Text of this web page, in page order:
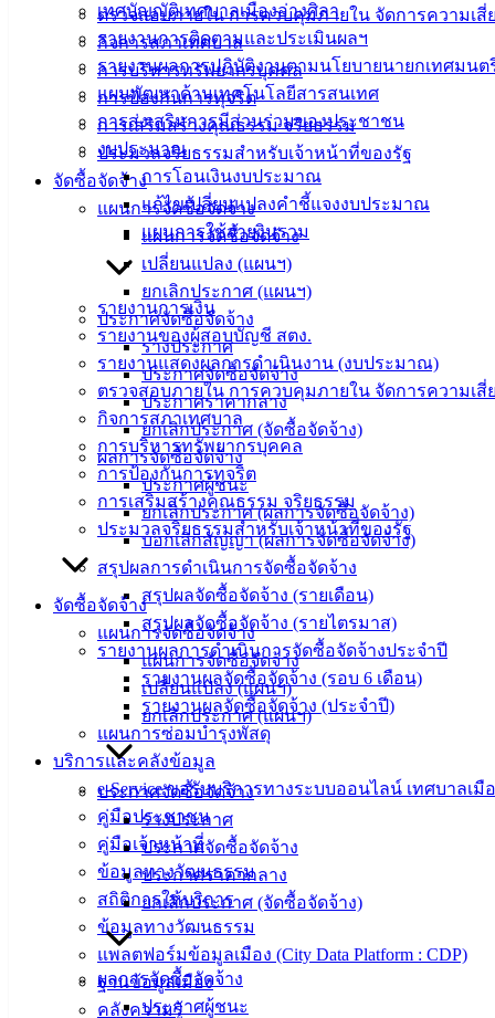
ตรวจสอบภายใน การควบคุมภายใน จัดการความเสี่
กิจการสภาเทศบาล
การบริหารทรัพยากรบุคคล
การป้องกันการทุจริต
การเสริมสร้างคุณธรรม จริยธรรม
ประมวลจริยธรรมสำหรับเจ้าหน้าที่ของรัฐ
จัดซื้อจัดจ้าง
แผนการจัดซื้อจัดจ้าง
แผนการจัดซื้อจัดจ้าง
เปลี่ยนแปลง (แผนฯ)
ยกเลิกประกาศ (แผนฯ)
ประกาศจัดซื้อจัดจ้าง
ร่างประกาศ
ประกาศจัดซื้อจัดจ้าง
ประกาศราคากลาง
ยกเลิกประกาศ (จัดซื้อจัดจ้าง)
ผลการจัดซื้อจัดจ้าง
ประกาศผู้ชนะ
ยกเลิกประกาศ (ผลการจัดซื้อจัดจ้าง)
บอกเลิกสัญญา (ผลการจัดซื้อจัดจ้าง)
สรุปผลการดำเนินการจัดซื้อจัดจ้าง
สรุปผลจัดซื้อจัดจ้าง (รายเดือน)
สรุปผลจัดซื้อจัดจ้าง (รายไตรมาส)
รายงานผลการดำเนินการจัดซื้อจัดจ้างประจำปี
รายงานผลจัดซื้อจัดจ้าง (รอบ 6 เดือน)
รายงานผลจัดซื้อจัดจ้าง (ประจำปี)
แผนการซ่อมบำรุงพัสดุ
บริการและคลังข้อมูล
e-Service ขอรับบริการทางระบบออนไลน์ เทศบาลเมื
คู่มือประชาชน
คู่มือเจ้าหน้าที่
ข้อมูลทางวัฒนธรรม
สถิติการให้บริการ
ข้อมูลทางวัฒนธรรม
แพลตฟอร์มข้อมูลเมือง (City Data Platform : CDP)
ฐานข้อมูลเมือง
คลังความรู้
เทศบัญญัติเทศบาลเมืองอ่างศิลา
รายงานการติดตามและประเมินผลฯ
รายงานผลการปฏิบัติงานตามนโยบายนายกเทศมนต
แผนพัฒนาด้านเทคโนโลยีสารสนเทศ
การส่งเสริมการมีส่วนร่วมของประชาชน
งบประมาณ
การโอนเงินงบประมาณ
แก้ไขเปลี่ยนแปลงคำชี้แจงงบประมาณ
แผนการใช้จ่ายงินรวม
รายงานการเงิน
รายงานของผู้สอบบัญชี สตง.
รายงานแสดงผลการดำเนินงาน (งบประมาณ)
ตรวจสอบภายใน การควบคุมภายใน จัดการความเสี่
กิจการสภาเทศบาล
การบริหารทรัพยากรบุคคล
การป้องกันการทุจริต
การเสริมสร้างคุณธรรม จริยธรรม
ประมวลจริยธรรมสำหรับเจ้าหน้าที่ของรัฐ
จัดซื้อจัดจ้าง
แผนการจัดซื้อจัดจ้าง
แผนการจัดซื้อจัดจ้าง
เปลี่ยนแปลง (แผนฯ)
ยกเลิกประกาศ (แผนฯ)
ประกาศจัดซื้อจัดจ้าง
ร่างประกาศ
ประกาศจัดซื้อจัดจ้าง
ประกาศราคากลาง
ยกเลิกประกาศ (จัดซื้อจัดจ้าง)
ผลการจัดซื้อจัดจ้าง
ประกาศผู้ชนะ